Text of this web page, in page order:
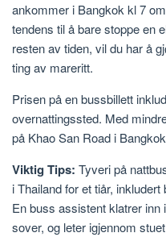
ankommer i Bangkok kl 7
tendens til å bare stoppe en
resten av tiden, vil du har å
ting av mareritt.
Prisen på en bussbillett
overnattingssted. Med
på Khao San Road i
Viktig Tips: Tyveri på
i Thailand for et tiår,
En buss assistent klatrer
sover, og leter igjennom